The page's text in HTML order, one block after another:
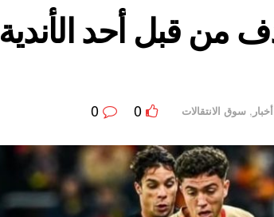
من قبل أحد الأندية
أخبار , سوق الانتقالات 0